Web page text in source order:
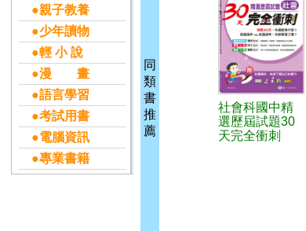
●親子教養
●少年讀物
●輕 小 說
●漫 畫
●語言學習
●考試用書
●電腦資訊
●專業書籍
同
類
書
推
薦
社會科國中精
選歷屆試題30
天完全衝刺